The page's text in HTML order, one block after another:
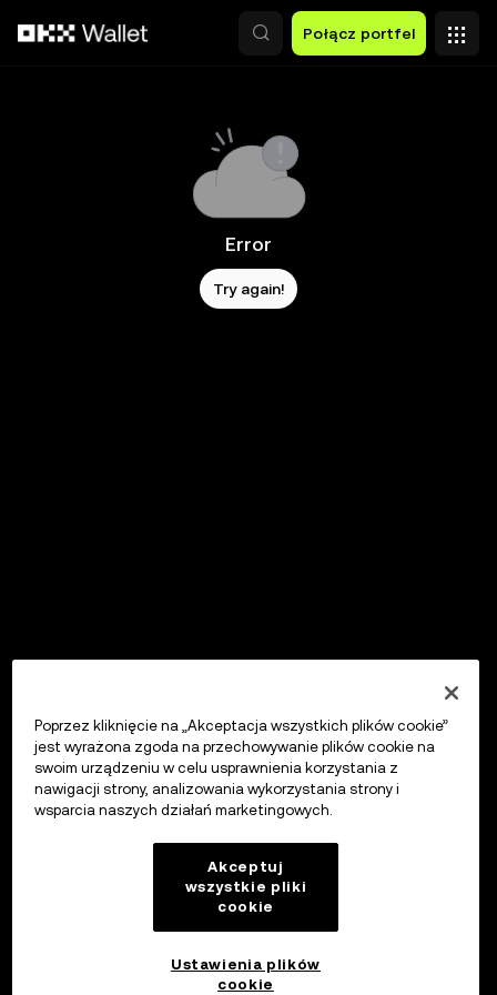
Połącz portfel
Error
Try again!
Poprzez kliknięcie na „Akceptacja wszystkich plików cookie”
jest wyrażona zgoda na przechowywanie plików cookie na
swoim urządzeniu w celu usprawnienia korzystania z
nawigacji strony, analizowania wykorzystania strony i
wsparcia naszych działań marketingowych.
Akceptuj
wszystkie pliki
cookie
Ustawienia plików
cookie